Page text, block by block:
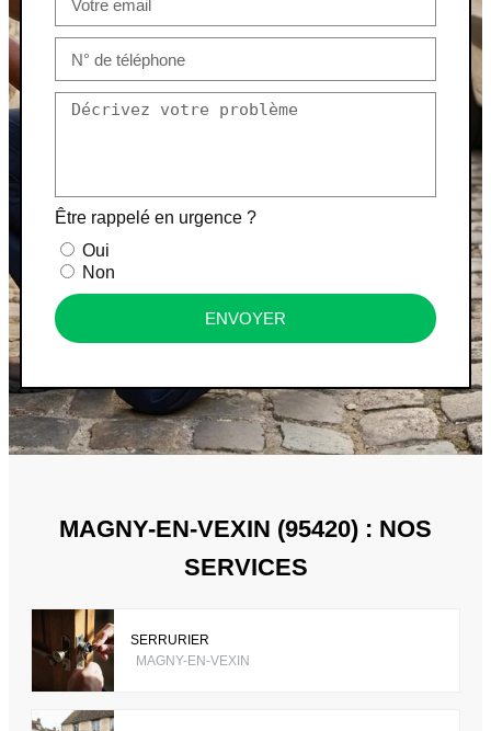
Être rappelé en urgence ?
Oui
Non
ENVOYER
MAGNY-EN-VEXIN (95420) : NOS
SERVICES
SERRURIER
MAGNY-EN-VEXIN